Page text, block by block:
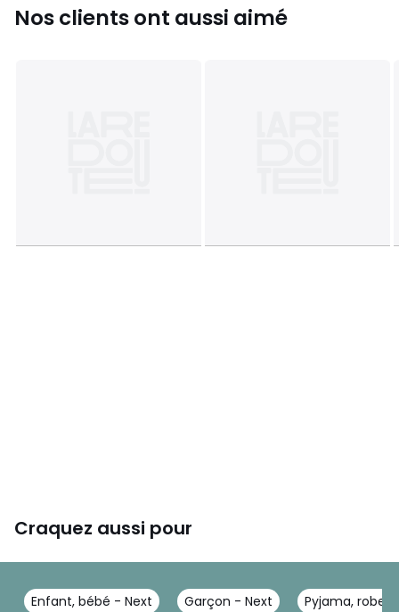
Nos clients ont aussi aimé
Craquez aussi pour
Enfant, bébé - Next Garçon - Next Pyjama, robe